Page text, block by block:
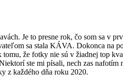
Je to presne rok, čo som sa v
sa stala KÁVA. Dokonca na
že fotky nie sú v žiadnej top
ste mi písali, nech zas
z každého dňa roku 2020.